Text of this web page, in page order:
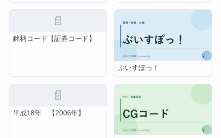
📄
銘柄コード【証券コード】
ぶいすぽっ！
📄
平成18年 【2006年】